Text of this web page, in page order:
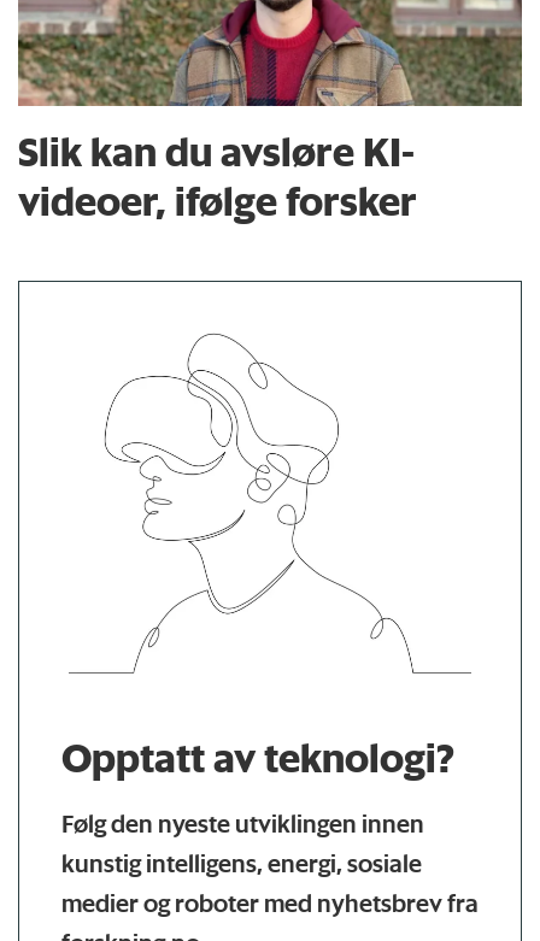
Slik kan du avsløre KI-
videoer, ifølge forsker
Opptatt av teknologi?
Følg den nyeste utviklingen innen
kunstig intelligens, energi, sosiale
medier og roboter med nyhetsbrev fra